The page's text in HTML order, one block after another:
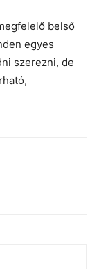
belső
egyes
szerezni, de